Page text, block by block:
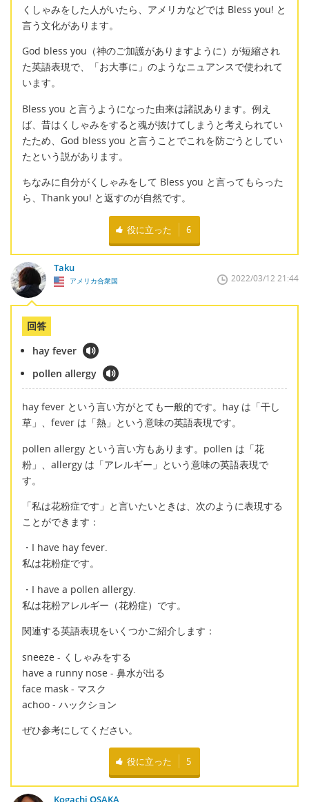
くしゃみをした人がいたら、アメリカなどでは Bless you! と
言う文化があります。
God bless you（神のご加護がありますように）が短縮され
た英語表現で、「お大事に」のようなニュアンスで使われて
います。
Bless you と言うようになった由来は諸説あります。例え
ば、昔はくしゃみをすると魂が抜けてしまうと考えられてい
たため、God bless you と言うことでこれを防ごうとしてい
たという説があります。
ちなみに自分がくしゃみをして Bless you と言ってもらった
ら、Thank you! と返すのが自然です。
役に立った 6
Taku
アメリカ合衆国 2022/03/12 21:44
回答
hay fever
pollen allergy
hay fever という言い方がとても一般的です。hay は「干し
草」、fever は「熱」という意味の英語表現です。
pollen allergy という言い方もあります。pollen は「花
粉」、allergy は「アレルギー」という意味の英語表現で
す。
「私は花粉症です」と言いたいときは、次のように表現する
ことができます：
・I have hay fever.
私は花粉症です。
・I have a pollen allergy.
私は花粉アレルギー（花粉症）です。
関連する英語表現をいくつかご紹介します：
sneeze - くしゃみをする
have a runny nose - 鼻水が出る
face mask - マスク
achoo - ハックション
ぜひ参考にしてください。
役に立った 5